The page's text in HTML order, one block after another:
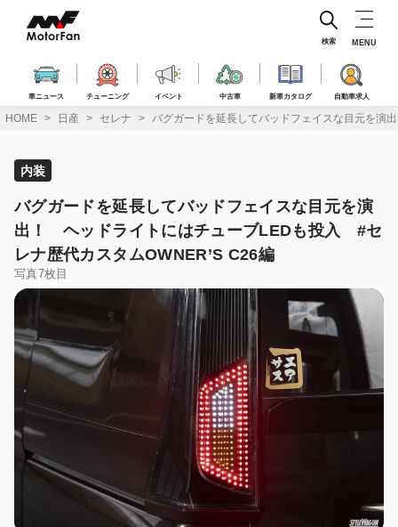
ス
車ニュース チューニング イベント 中古車 新車カタログ 自動車求人
検索 MENU
HOME 日産 セレナ バグガードを延長してバッドフェイスな目元を
内装
バグガードを延長してバッドフェイスな目元を演
出！ ヘッドライトにはチューブLEDも投入 #セ
レナ歴代カスタムOWNER’S C26編
写真7枚目